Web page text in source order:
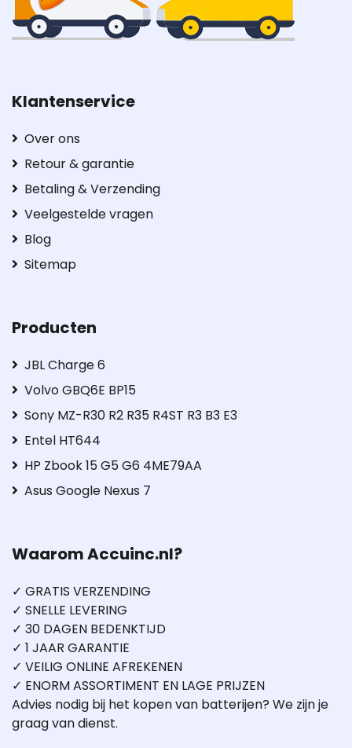
Klantenservice
Over ons
Retour & garantie
Betaling & Verzending
Veelgestelde vragen
Blog
Sitemap
Producten
JBL Charge 6
Volvo GBQ6E BP15
Sony MZ-R30 R2 R35 R4ST R3 B3 E3
Entel HT644
HP Zbook 15 G5 G6 4ME79AA
Asus Google Nexus 7
Waarom Accuinc.nl?
✓ GRATIS VERZENDING
✓ SNELLE LEVERING
✓ 30 DAGEN BEDENKTIJD
✓ 1 JAAR GARANTIE
✓ VEILIG ONLINE AFREKENEN
✓ ENORM ASSORTIMENT EN LAGE PRIJZEN
Advies nodig bij het kopen van batterijen? We zijn je
graag van dienst.